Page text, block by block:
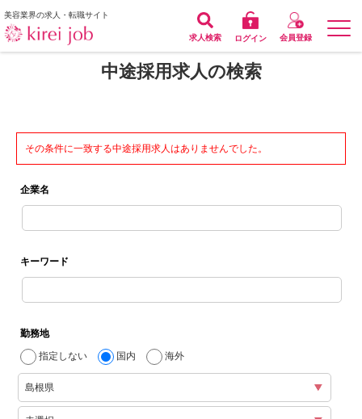
美容業界の求人・転職サイト
求人検索 ログイン 会員登録
中途採用求人の検索
その条件に一致する中途採用求人はありませんでした。
企業名
キーワード
勤務地
指定しない
国内 海外